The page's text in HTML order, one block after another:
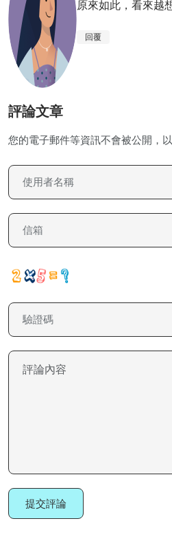
原來如此，看來越
回覆
評論文章
您的電子郵件等資訊不會被公開，
提交評論